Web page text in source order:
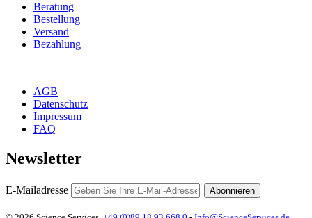
Beratung
Bestellung
Versand
Bezahlung
AGB
Datenschutz
Impressum
FAQ
Newsletter
E-Mailadresse Abonnieren